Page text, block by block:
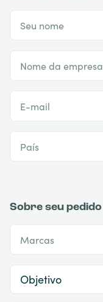
Seu nome
Nome da empresa
E-mail
País
Sobre seu pedido
Marcas